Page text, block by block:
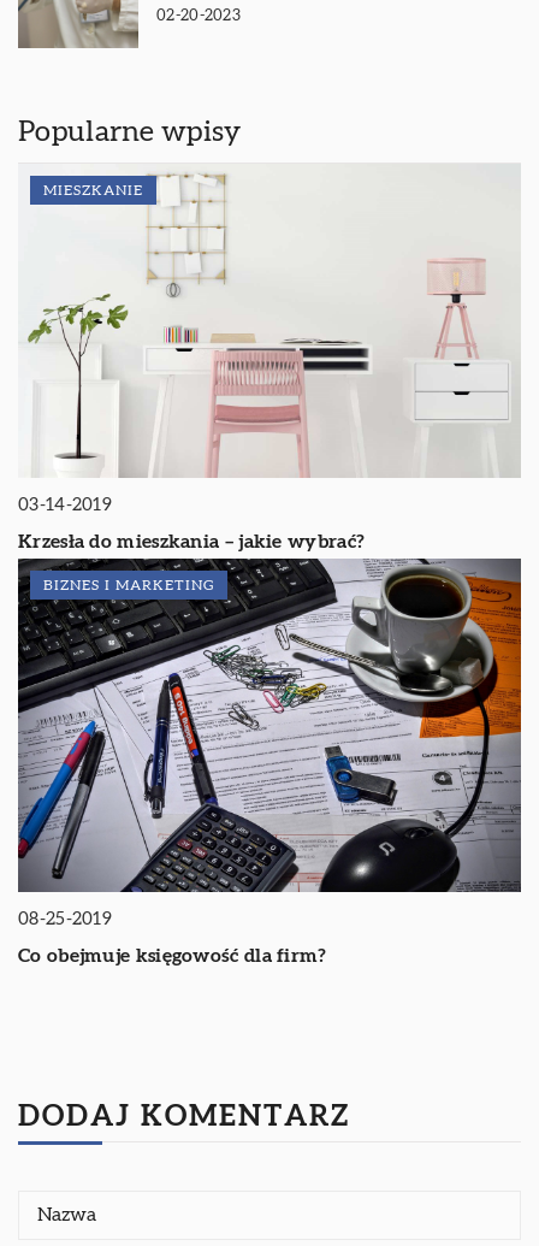
02-20-2023
Popularne wpisy
MIESZKANIE
03-14-2019
Krzesła do mieszkania – jakie wybrać?
BIZNES I MARKETING
08-25-2019
Co obejmuje księgowość dla firm?
DODAJ KOMENTARZ